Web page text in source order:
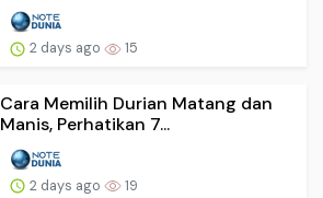
2 days ago 15
Cara Memilih Durian Matang dan
Manis, Perhatikan 7...
2 days ago 19